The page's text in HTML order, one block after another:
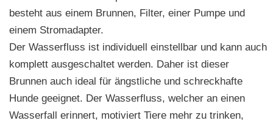
besteht aus einem Brunnen, Filter, einer Pumpe und
einem Stromadapter.
Der Wasserfluss ist individuell einstellbar und kann auch
komplett ausgeschaltet werden. Daher ist dieser
Brunnen auch ideal für ängstliche und schreckhafte
Hunde geeignet. Der Wasserfluss, welcher an einen
Wasserfall erinnert, motiviert Tiere mehr zu trinken,